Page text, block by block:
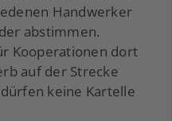
Handwerker
abstimmen.
Kooperationen dort
auf der Strecke
keine Kartelle